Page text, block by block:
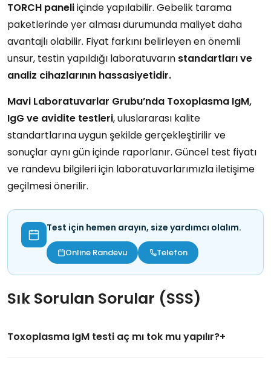
TORCH paneliiçinde yapılabilir. Gebelik tarama
paketlerinde yer alması durumunda maliyet daha
avantajlı olabilir. Fiyat farkını belirleyen en önemli
unsur, testin yapıldığı laboratuvarın standartları ve
analiz cihazlarının hassasiyetidir.
Mavi Laboratuvarlar Grubu’nda Toxoplasma IgM,
IgG ve avidite testleri, uluslararası kalite
standartlarına uygun şekilde gerçekleştirilir ve
sonuçlar aynı gün içinde raporlanır. Güncel test fiyatı
ve randevu bilgileri için laboratuvarlarımızla iletişime
geçilmesi önerilir.
Test için hemen arayın, size yardımcı olalım.
Online Randevu Telefon
Sık Sorulan Sorular (SSS)
Toxoplasma IgM testi aç mı tok mu yapılır?